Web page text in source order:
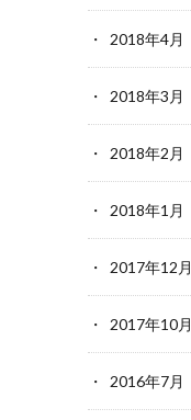
2018年4月
2018年3月
2018年2月
2018年1月
2017年12月
2017年10月
2016年7月